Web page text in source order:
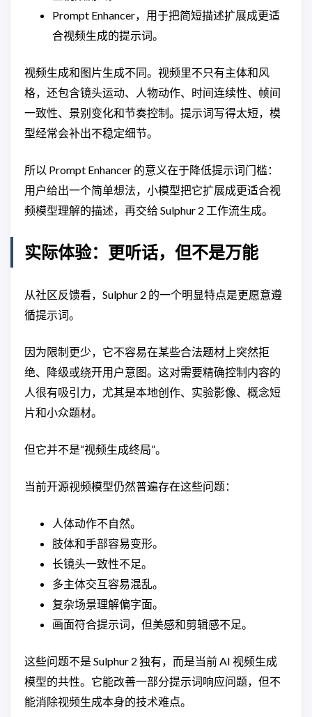
Prompt Enhancer，用于把简短描述扩展成更适
合视频生成的提示词。
视频生成和图片生成不同。视频里不只有主体和风
格，还包含镜头运动、人物动作、时间连续性、帧间
一致性、景别变化和节奏控制。提示词写得太短，模
型经常会补出不稳定细节。
所以 Prompt Enhancer 的意义在于降低提示词门槛：
用户给出一个简单想法，小模型把它扩展成更适合视
频模型理解的描述，再交给 Sulphur 2 工作流生成。
实际体验：更听话，但不是万能
从社区反馈看，Sulphur 2 的一个明显特点是更愿意遵
循提示词。
因为限制更少，它不容易在某些合法题材上突然拒
绝、降级或绕开用户意图。这对需要精确控制内容的
人很有吸引力，尤其是本地创作、实验影像、概念短
片和小众题材。
但它并不是“视频生成终局”。
当前开源视频模型仍然普遍存在这些问题：
人体动作不自然。
肢体和手部容易变形。
长镜头一致性不足。
多主体交互容易混乱。
复杂场景理解偏字面。
画面符合提示词，但美感和剪辑感不足。
这些问题不是 Sulphur 2 独有，而是当前 AI 视频生成
模型的共性。它能改善一部分提示词响应问题，但不
能消除视频生成本身的技术难点。